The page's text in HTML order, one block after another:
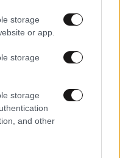
storage
or app.
storage
storage
and other
η 46χρονη
επίθεση στη
«πρόδωσαν» και